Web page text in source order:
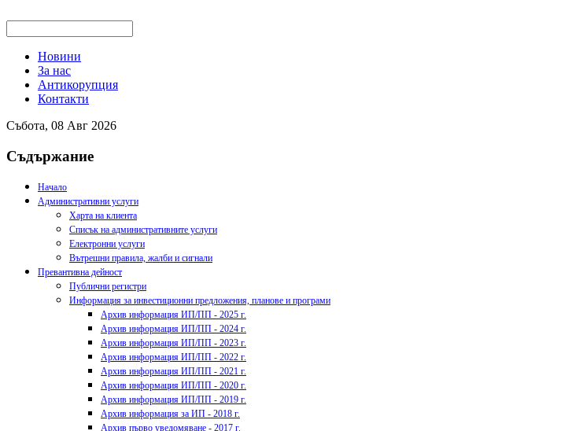
Новини
За нас
Антикорупция
Контакти
Събота, 08 Авг 2026
Съдържание
Начало
Административни услуги
Харта на клиента
Списък на административните услуги
Електронни услуги
Вътрешни правила, жалби и сигнали
Превантивна дейност
Публични регистри
Информация за инвестиционни предложения, планове и програми
Архив информация ИП/ПП - 2025 г.
Архив информация ИП/ПП - 2024 г.
Архив информация ИП/ПП - 2023 г.
Архив информация ИП/ПП - 2022 г.
Архив информация ИП/ПП - 2021 г.
Архив информация ИП/ПП - 2020 г.
Архив информация ИП/ПП - 2019 г.
Архив информация за ИП - 2018 г.
Архив първо уведомяване - 2017 г.